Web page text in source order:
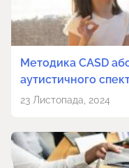
Методика CASD
аутистичного
23 Листопада, 2024